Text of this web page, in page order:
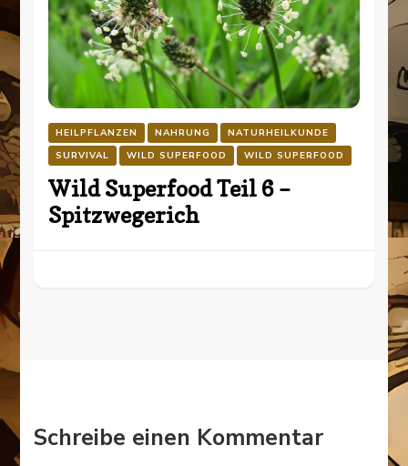
HEILPFLANZEN NAHRUNG
NATURHEILKUNDE
SURVIVAL
WILD SUPERFOOD WILD SUPERFOOD
Wild Superfood Teil 6 –
Spitzwegerich
Schreibe einen Kommentar